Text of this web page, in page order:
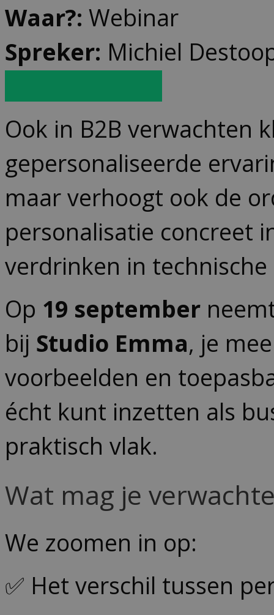
Waar?: Webinar
Spreker: Michiel
Ook in B2B verwachten
gepersonaliseerde
maar verhoogt ook de
personalisatie concreet
verdrinken in technische
Op 19 september
bij Studio Emma, je
voorbeelden en
écht kunt inzetten als
praktisch vlak.
Wat mag je
We zoomen in op:
✅ Het verschil tussen